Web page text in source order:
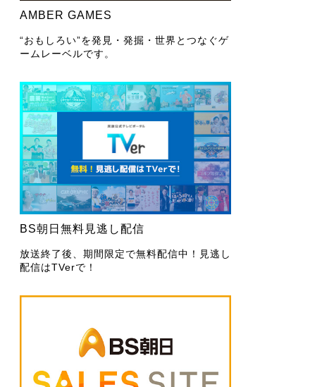
AMBER GAMES
“おもしろい”を発見・発掘・世界とつなぐゲ
ームレーベルです。
BS朝日無料見逃し配信
放送終了後、期間限定で無料配信中！見逃し
配信はTVerで！